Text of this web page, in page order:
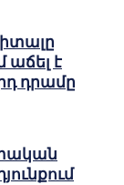
աճել է
դրամը